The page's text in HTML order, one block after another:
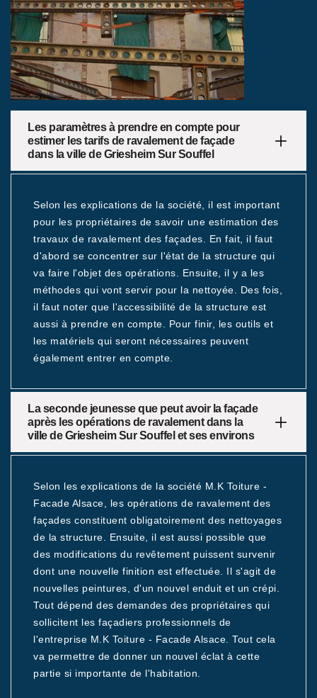
Les paramètres à prendre en compte pour
estimer les tarifs de ravalement de façade
dans la ville de Griesheim Sur Souffel
Selon les explications de la société, il est important
pour les propriétaires de savoir une estimation des
travaux de ravalement des façades. En fait, il faut
d'abord se concentrer sur l'état de la structure qui
va faire l'objet des opérations. Ensuite, il y a les
méthodes qui vont servir pour la nettoyée. Des fois,
il faut noter que l'accessibilité de la structure est
aussi à prendre en compte. Pour finir, les outils et
les matériels qui seront nécessaires peuvent
également entrer en compte.
La seconde jeunesse que peut avoir la façade
après les opérations de ravalement dans la
ville de Griesheim Sur Souffel et ses environs
Selon les explications de la société M.K Toiture -
Facade Alsace, les opérations de ravalement des
façades constituent obligatoirement des nettoyages
de la structure. Ensuite, il est aussi possible que
des modifications du revêtement puissent survenir
dont une nouvelle finition est effectuée. Il s'agit de
nouvelles peintures, d'un nouvel enduit et un crépi.
Tout dépend des demandes des propriétaires qui
sollicitent les façadiers professionnels de
l'entreprise M.K Toiture - Facade Alsace. Tout cela
va permettre de donner un nouvel éclat à cette
partie si importante de l'habitation.